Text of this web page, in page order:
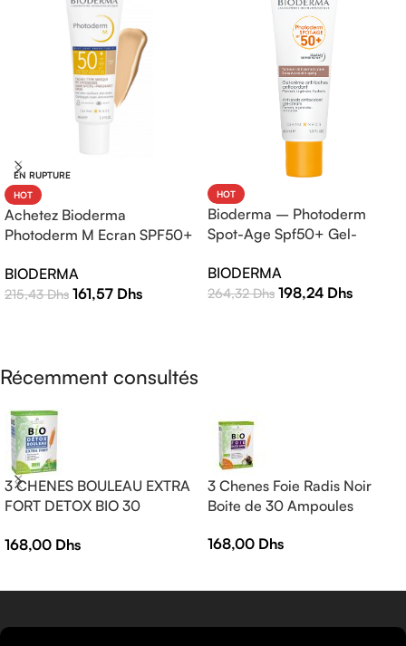
EN RUPTURE
HOT
Achetez Bioderma
Photoderm M Ecran SPF50+
Protection Solaire Haute
Efficacité
BIODERMA
215,43Dhs 161,57 Dhs
HOT
Bioderma – Photoderm
Spot-Age Spf50+ Gel-
BIODERMA
264,32Dhs 198,24 Dhs
Récemment consultés
3 CHENES BOULEAU EXTRA
FORT DETOX BIO 30
168,00 Dhs
3 Chenes Foie Radis Noir
Boite de 30 Ampoules
168,00 Dhs